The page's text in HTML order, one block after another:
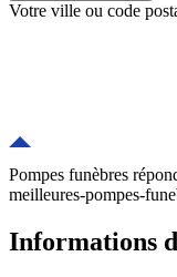
Votre ville ou code
Pompes funèbres
meilleures-pompes-
Informations